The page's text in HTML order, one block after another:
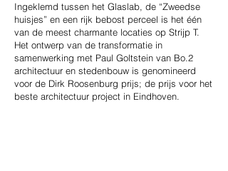
Ingeklemd tussen het Glaslab, de “Zweedse
huisjes” en een rijk bebost perceel is het één
van de meest charmante locaties op Strijp T.
Het ontwerp van de transformatie in
samenwerking met Paul Goltstein van Bo.2
architectuur en stedenbouw is genomineerd
voor de Dirk Roosenburg prijs; de prijs voor het
beste architectuur project in Eindhoven.
Concept step 7